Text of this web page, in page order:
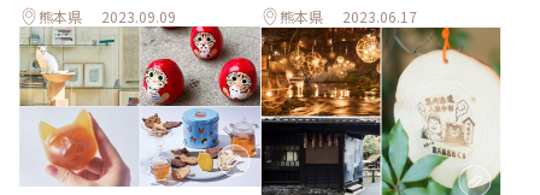
熊本県 2023.09.09 熊本県 2023.06.17